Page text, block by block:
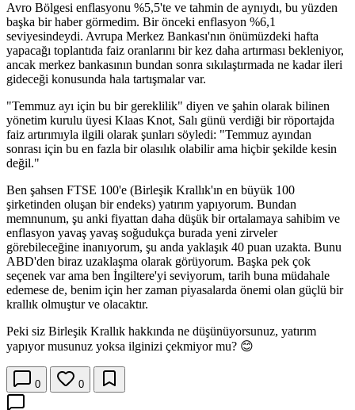
Avro Bölgesi enflasyonu %5,5'te ve tahmin de aynıydı, bu yüzden
başka bir haber görmedim. Bir önceki enflasyon %6,1
seviyesindeydi. Avrupa Merkez Bankası'nın önümüzdeki hafta
yapacağı toplantıda faiz oranlarını bir kez daha artırması bekleniyor,
ancak merkez bankasının bundan sonra sıkılaştırmada ne kadar ileri
gideceği konusunda hala tartışmalar var.
"Temmuz ayı için bu bir gereklilik" diyen ve şahin olarak bilinen
yönetim kurulu üyesi Klaas Knot, Salı günü verdiği bir röportajda
faiz artırımıyla ilgili olarak şunları söyledi: "Temmuz ayından
sonrası için bu en fazla bir olasılık olabilir ama hiçbir şekilde kesin
değil."
Ben şahsen FTSE 100'e (Birleşik Krallık'ın en büyük 100
şirketinden oluşan bir endeks) yatırım yapıyorum. Bundan
memnunum, şu anki fiyattan daha düşük bir ortalamaya sahibim ve
enflasyon yavaş yavaş soğudukça burada yeni zirveler
görebileceğine inanıyorum, şu anda yaklaşık 40 puan uzakta. Bunu
ABD'den biraz uzaklaşma olarak görüyorum. Başka pek çok
seçenek var ama ben İngiltere'yi seviyorum, tarih buna müdahale
edemese de, benim için her zaman piyasalarda önemi olan güçlü bir
krallık olmuştur ve olacaktır.
Peki siz Birleşik Krallık hakkında ne düşünüyorsunuz, yatırım
yapıyor musunuz yoksa ilginizi çekmiyor mu? 😊
0 0